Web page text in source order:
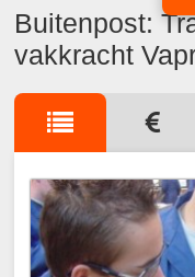
Buitenpost:
vakkracht